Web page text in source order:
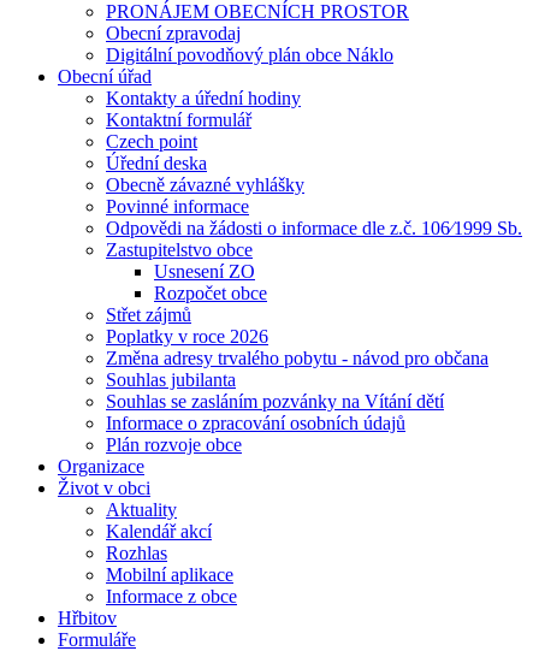
PRONÁJEM OBECNÍCH PROSTOR
Obecní zpravodaj
Digitální povodňový plán obce Náklo
Obecní úřad
Kontakty a úřední hodiny
Kontaktní formulář
Czech point
Úřední deska
Obecně závazné vyhlášky
Povinné informace
Odpovědi na žádosti o informace dle z.č. 106⁄1999 Sb.
Zastupitelstvo obce
Usnesení ZO
Rozpočet obce
Střet zájmů
Poplatky v roce 2026
Změna adresy trvalého pobytu - návod pro občana
Souhlas jubilanta
Souhlas se zasláním pozvánky na Vítání dětí
Informace o zpracování osobních údajů
Plán rozvoje obce
Organizace
Život v obci
Aktuality
Kalendář akcí
Rozhlas
Mobilní aplikace
Informace z obce
Hřbitov
Formuláře